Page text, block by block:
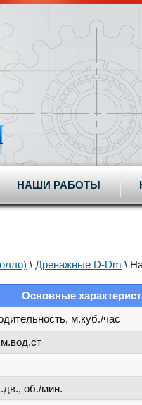
НАШИ РАБОТЫ
\ Дренажные D-Dm \
Основные
м.куб./час
об./мин.